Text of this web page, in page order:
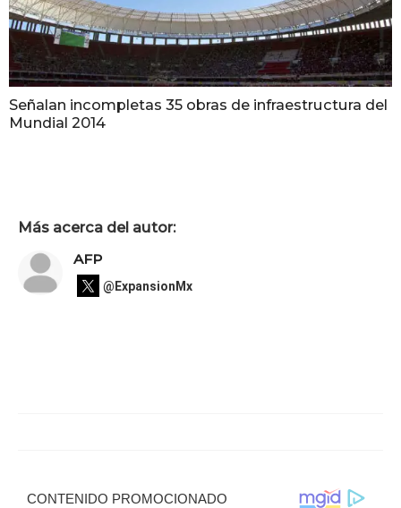
Señalan incompletas 35 obras de infraestructura del
Mundial 2014
Más acerca del autor:
AFP
@ExpansionMx